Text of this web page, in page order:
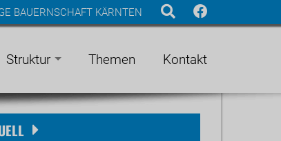
BAUERNSCHAFT KÄRNTEN
Struktur Themen Kontakt